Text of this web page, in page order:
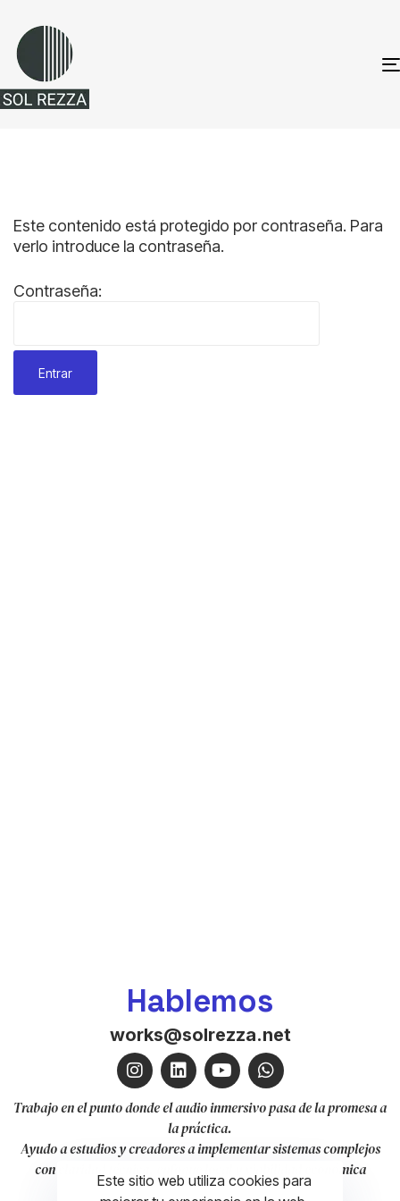
Este contenido está protegido por contraseña. Para
verlo introduce la contraseña.
Contraseña:
Hablemos
works@solrezza.net
Trabajo en el punto donde el audio inmersivo pasa de la promesa a
la práctica.
Ayudo a estudios y creadores a implementar sistemas complejos
con claridad técnica, enfoque local y viabilidad económica
Este sitio web utiliza cookies para